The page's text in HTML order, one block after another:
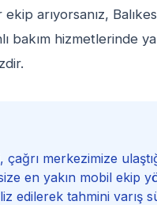
arıyorsanız,
hizmetlerinde
merkezimize
en yakın mobil ekip
edilerek tahmini varış